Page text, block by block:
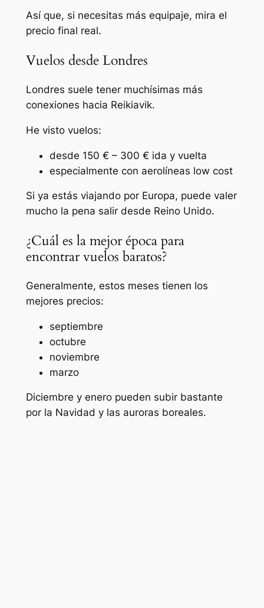
Así que, si necesitas más equipaje, mira el
precio final real.
Vuelos desde Londres
Londres suele tener muchísimas más
conexiones hacia Reikiavik.
He visto vuelos:
desde 150 € – 300 € ida y vuelta
especialmente con aerolíneas low cost
Si ya estás viajando por Europa, puede valer
mucho la pena salir desde Reino Unido.
¿Cuál es la mejor época para
encontrar vuelos baratos?
Generalmente, estos meses tienen los
mejores precios:
septiembre
octubre
noviembre
marzo
Diciembre y enero pueden subir bastante
por la Navidad y las auroras boreales.